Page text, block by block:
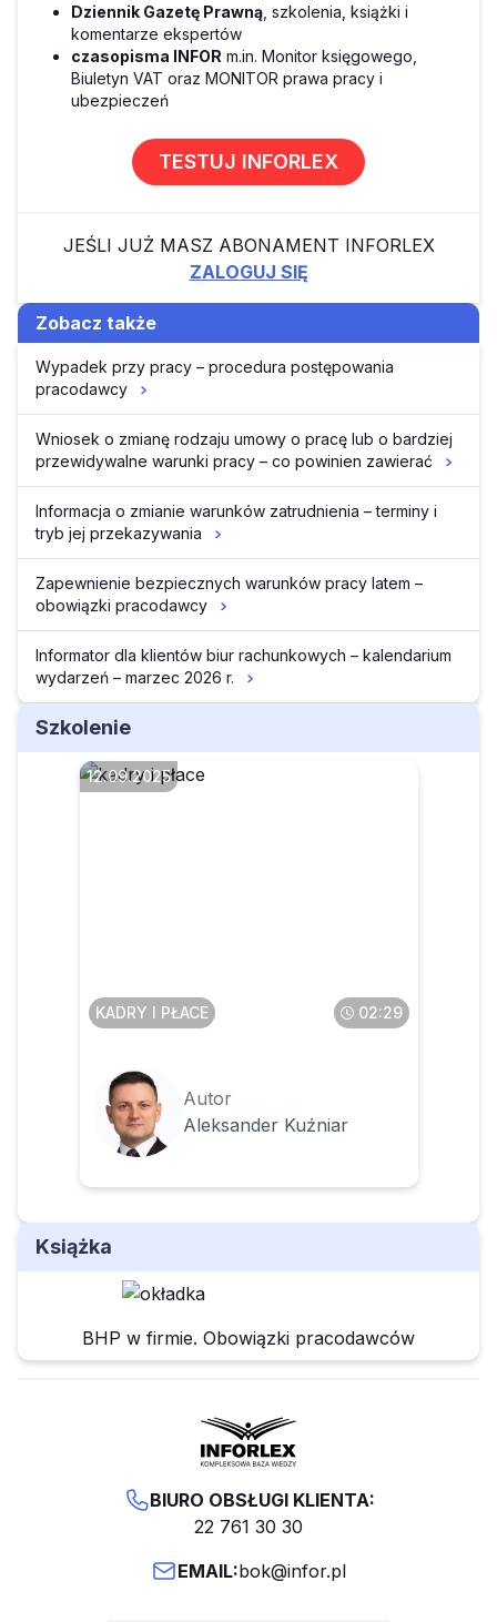
Dziennik Gazetę Prawną , szkolenia, książki i
komentarze ekspertów
czasopisma INFOR m.in. Monitor księgowego,
Biuletyn VAT oraz MONITOR prawa pracy i
ubezpieczeń
TESTUJ INFORLEX
JEŚLI JUŻ MASZ ABONAMENT INFORLEX
ZALOGUJ SIĘ
Zobacz także
Wypadek przy pracy – procedura postępowania
pracodawcy
Wniosek o zmianę rodzaju umowy o pracę lub o bardziej
przewidywalne warunki pracy – co powinien zawierać
Informacja o zmianie warunków zatrudnienia – terminy i
tryb jej przekazywania
Zapewnienie bezpiecznych warunków pracy latem –
obowiązki pracodawcy
Informator dla klientów biur rachunkowych – kalendarium
wydarzeń – marzec 2026 r.
Szkolenie
12.09.2025
KADRY I PŁACE 02:29
Autor
Aleksander Kuźniar
Książka
BHP w firmie. Obowiązki pracodawców
BIURO OBSŁUGI KLIENTA:
22 761 30 30
EMAIL:bok@infor.pl